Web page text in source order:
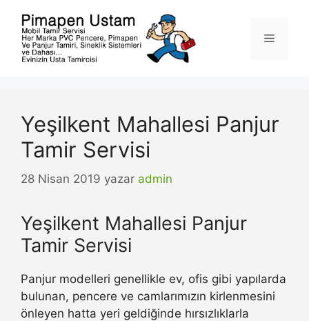
Menü
Yeşilkent Mahallesi Panjur
Tamir Servisi
28 Nisan 2019 yazar admin
Yeşilkent Mahallesi Panjur
Tamir Servisi
Panjur modelleri genellikle ev, ofis gibi yapılarda
bulunan, pencere ve camlarımızın kirlenmesini
önleyen hatta yeri geldiğinde hırsızlıklarla